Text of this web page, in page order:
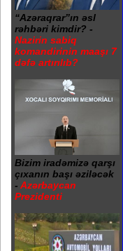
“Azəraqrar”ın əsl
rəhbəri kimdir? -
Nazirin sabiq
komandirinin maaşı 7
dəfə artırılıb?
Bizim iradəmizə qarşı
çıxanın başı əziləcək
- Azərbaycan
Prezidenti